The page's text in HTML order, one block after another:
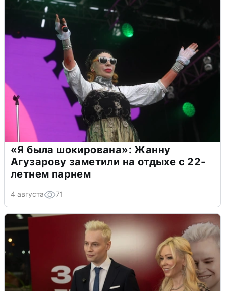
«Я была шокирована»: Жанну
Агузарову заметили на отдыхе с 22-
летнем парнем
4 августа 71